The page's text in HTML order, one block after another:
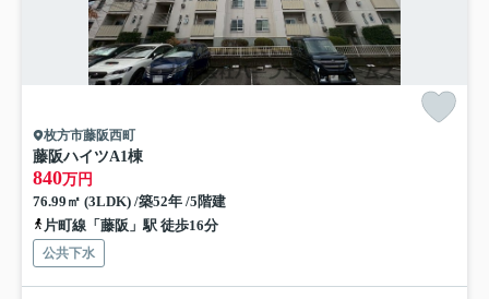
枚方市藤阪西町
藤阪ハイツA1棟
840万円
76.99㎡ (3LDK) /築52年 /5階建
片町線「藤阪」駅 徒歩16分
公共下水